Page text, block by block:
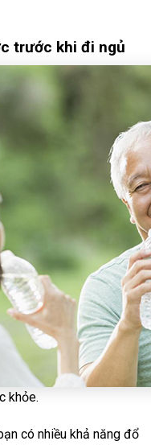
trước khi đi ngủ
khỏe.
có nhiều khả năng đổ